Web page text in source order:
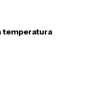
temperatura